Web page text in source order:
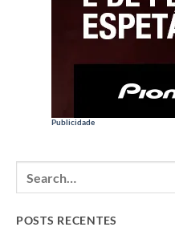
Publicidade
POSTS RECENTES